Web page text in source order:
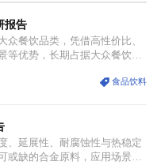
报告
众餐饮品类，凭借高性价比、
等优势，长期占据大众餐饮重
、线上流量变革、新零售业态
政策、技术多重驱动下，依旧
食品饮料
、延展性、耐腐蚀性与热稳定
或缺的合金原料，应用场景横